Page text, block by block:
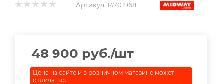
Артикул: 14701968
48 900 руб./шт
Цена на сайте и в розничном магазине может
отличаться